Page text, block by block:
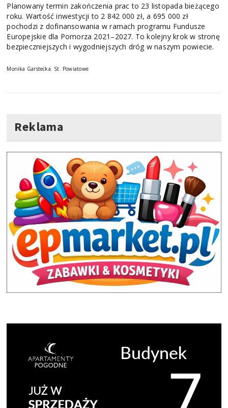
Planowany termin zakończenia prac to 23 listopada bieżącego
roku. Wartość inwestycji to 2 842 000 zł, a 695 000 zł
pochodzi z dofinansowania w ramach programu Fundusze
Europejskie dla Pomorza 2021–2027. To kolejny krok w stronę
bezpieczniejszych i wygodniejszych dróg w naszym powiecie.
Monika Garstecka. St. Powiatowe
Reklama